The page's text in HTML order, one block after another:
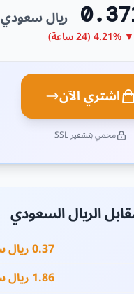
ريال سعودي
▼ 4.21% (24 ساعة)
اشتري الآن
محمي بتشفير SSL
الريال السعودي
0.37 ريال سعودي
1.86 ريال سعودي